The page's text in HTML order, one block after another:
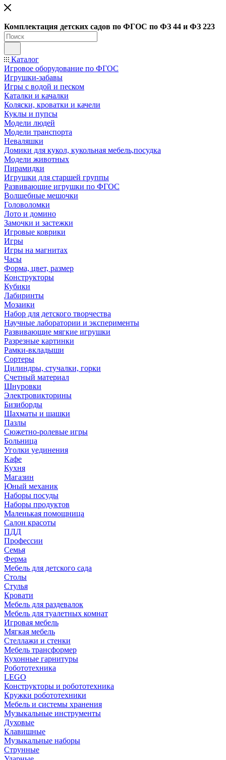
Комплектация детских садов по ФГОC по ФЗ 44 и ФЗ 223
Каталог
Игровое оборудование по ФГОС
Игрушки-забавы
Игры с водой и песком
Каталки и качалки
Коляски, кроватки и качели
Куклы и пупсы
Модели людей
Модели транспорта
Неваляшки
Домики для кукол, кукольная мебель,посудка
Модели животных
Пирамидки
Игрушки для старшей группы
Развивающие игрушки по ФГОС
Волшебные мешочки
Головоломки
Лото и домино
Замочки и застежки
Игровые коврики
Игры
Игры на магнитах
Часы
Форма, цвет, размер
Конструкторы
Кубики
Лабиринты
Мозаики
Набор для детского творчества
Научные лаборатории и эксперименты
Развивающие мягкие игрушки
Разрезные картинки
Рамки-вкладыши
Сортеры
Цилиндры, стучалки, горки
Счетный материал
Шнуровки
Электровикторины
Бизиборды
Шахматы и шашки
Пазлы
Сюжетно-ролевые игры
Больница
Уголки уединения
Кафе
Кухня
Магазин
Юный механик
Наборы посуды
Наборы продуктов
Маленькая помощница
Салон красоты
ПДД
Профессии
Семья
Ферма
Мебель для детского сада
Столы
Cтулья
Кровати
Мебель для раздевалок
Мебель для туалетных комнат
Игровая мебель
Мягкая мебель
Стеллажи и стенки
Мебель трансформер
Кухонные гарнитуры
Робототехника
LEGO
Конструкторы и робототехника
Кружки робототехники
Мебель и системы хранения
Музыкальные инструменты
Духовые
Клавишные
Музыкальные наборы
Струнные